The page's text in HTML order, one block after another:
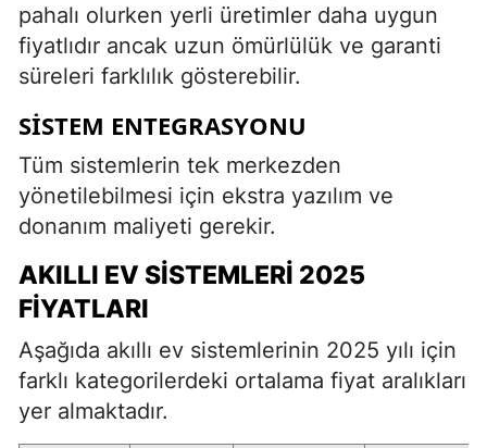
pahalı olurken yerli üretimler daha uygun
fiyatlıdır ancak uzun ömürlülük ve garanti
süreleri farklılık gösterebilir.
SISTEM ENTEGRASYONU
Tüm sistemlerin tek merkezden
yönetilebilmesi için ekstra yazılım ve
donanım maliyeti gerekir.
AKILLI EV SISTEMLERI 2025
FIYATLARI
Aşağıda akıllı ev sistemlerinin 2025 yılı için
farklı kategorilerdeki ortalama fiyat aralıkları
yer almaktadır.